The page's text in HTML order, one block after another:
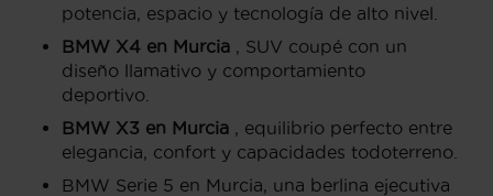
potencia, espacio y tecnología de alto nivel.
BMW X4 en Murcia , SUV coupé con un
diseño llamativo y comportamiento
deportivo.
BMW X3 en Murcia , equilibrio perfecto entre
elegancia, confort y capacidades todoterreno.
BMW Serie 5 en Murcia, una berlina ejecutiva